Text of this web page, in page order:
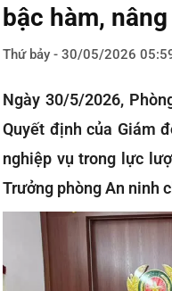
bậc hàm,
Thứ bảy - 30/05/2026
Ngày 30/5/2026,
Quyết định của Giám
nghiệp vụ trong lực
Trưởng phòng An ninh